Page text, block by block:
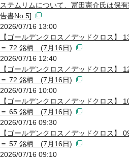
ステムリムについて、冨田憲介氏は保
告書No.5]
2026/07/16 13:00
【ゴールデンクロス／デッドクロス
＝ 72 銘柄 (7月16日)
2026/07/16 12:40
【ゴールデンクロス／デッドクロス
＝ 72 銘柄 (7月16日)
2026/07/16 10:00
【ゴールデンクロス／デッドクロス
＝ 65 銘柄 (7月16日)
2026/07/16 09:30
【ゴールデンクロス／デッドクロス
＝ 57 銘柄 (7月16日)
2026/07/16 09:10